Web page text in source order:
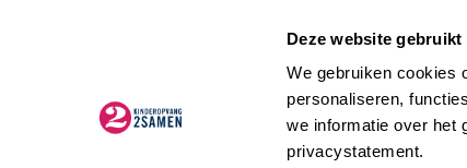
Deze website gebruikt
We gebruiken cookies
personaliseren,
we informatie over het
privacystatement.